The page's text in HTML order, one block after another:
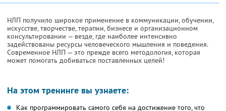
НЛП получило широкое применение в коммуникации, обучении,
искусстве, творчестве, терапии, бизнесе и организационном
консультировании — везде, где наиболее интенсивно
задействованы ресурсы человеческого мышления и поведения.
Современное НЛП — это прежде всего методология, которая
может помогать добиваться поставленных целей!
На этом тренинге вы узнаете:
Как программировать самого себя на достижение того, что